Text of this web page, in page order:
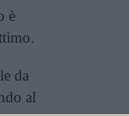
è
da
al